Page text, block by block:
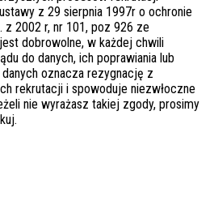
z 29 sierpnia 1997r o ochronie
z 2002 r, nr 101, poz 926 ze
dobrowolne, w każdej chwili
do danych, ich poprawiania lub
danych oznacza rezygnację z
rekrutacji i spowoduje niezwłoczne
nie wyrażasz takiej zgody, prosimy